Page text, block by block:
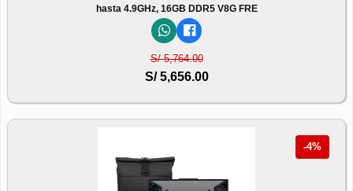
hasta 4.9GHz, 16GB DDR5 V8G FRE
S/ 5,764.00
S/ 5,656.00
-4%